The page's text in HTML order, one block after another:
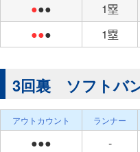
●●● 1塁
●●● 1塁
3回裏 ソフトバ
アウトカウント ランナー
●●● -